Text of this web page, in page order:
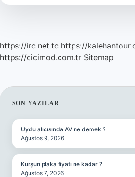
https://irc.net.tc https://
https://cicimod.com.tr Sitemap
SIDEBAR
SON YAZILAR
Uydu alıcısında AV ne demek ?
Ağustos 9, 2026
Kurşun plaka fiyatı ne kadar ?
Ağustos 7, 2026